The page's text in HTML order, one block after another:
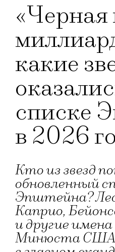
«Черная
какие
списке
в 2026
Кто из звезд
обновленный
Эпштейна?
Каприо,
и другие
Минюста США.